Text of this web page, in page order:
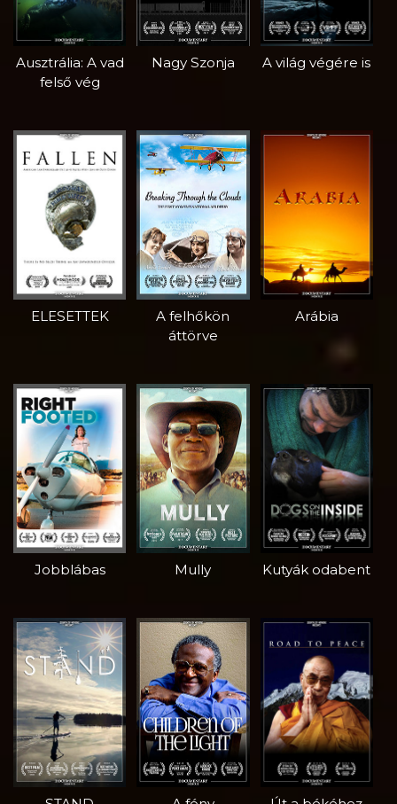
Ausztrália: A vad
felső vég
Nagy Szonja A világ végére is
ELESETTEK
A felhőkön
áttörve
Arábia
Jobblábas Mully Kutyák odabent